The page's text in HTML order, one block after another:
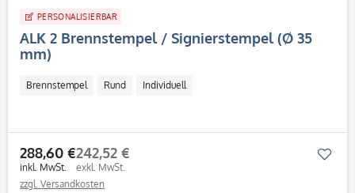
PERSONALISIERBAR
ALK 2 Brennstempel / Signierstempel (Ø 35
mm)
Brennstempel Rund Individuell
288,60 €
inkl. MwSt.
242,52 €
exkl. MwSt.
zzgl. Versandkosten